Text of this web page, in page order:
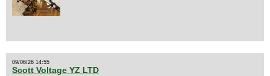
09/06/26 14:55
Scott Voltage YZ LTD